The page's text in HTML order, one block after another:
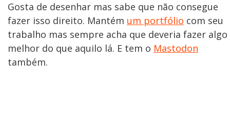
Gosta de desenhar mas sabe que não consegue
fazer isso direito. Mantém um portfólio com seu
trabalho mas sempre acha que deveria fazer algo
melhor do que aquilo lá. E tem o Mastodon
também.